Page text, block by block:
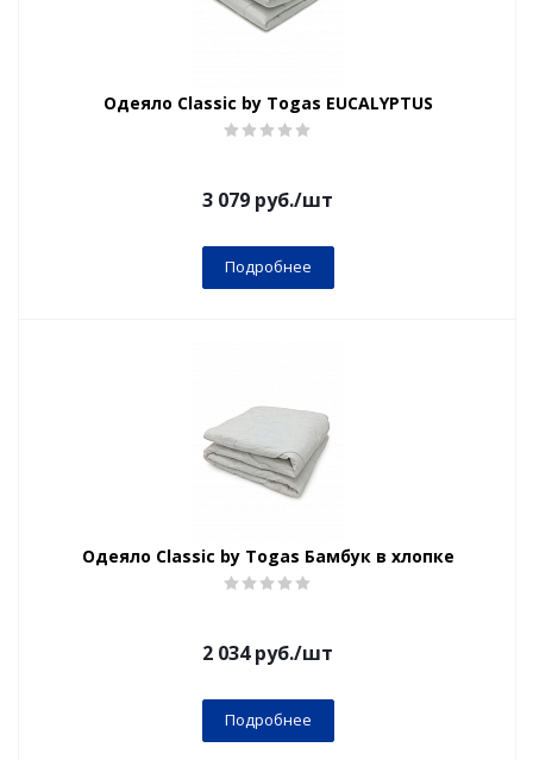
Одеяло Classic by Togas EUCALYPTUS
3 079 руб./шт
Подробнее
Одеяло Classic by Togas Бамбук в хлопке
2 034руб./шт
Подробнее